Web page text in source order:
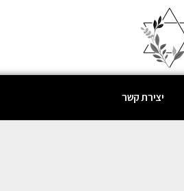
יצירת קשר